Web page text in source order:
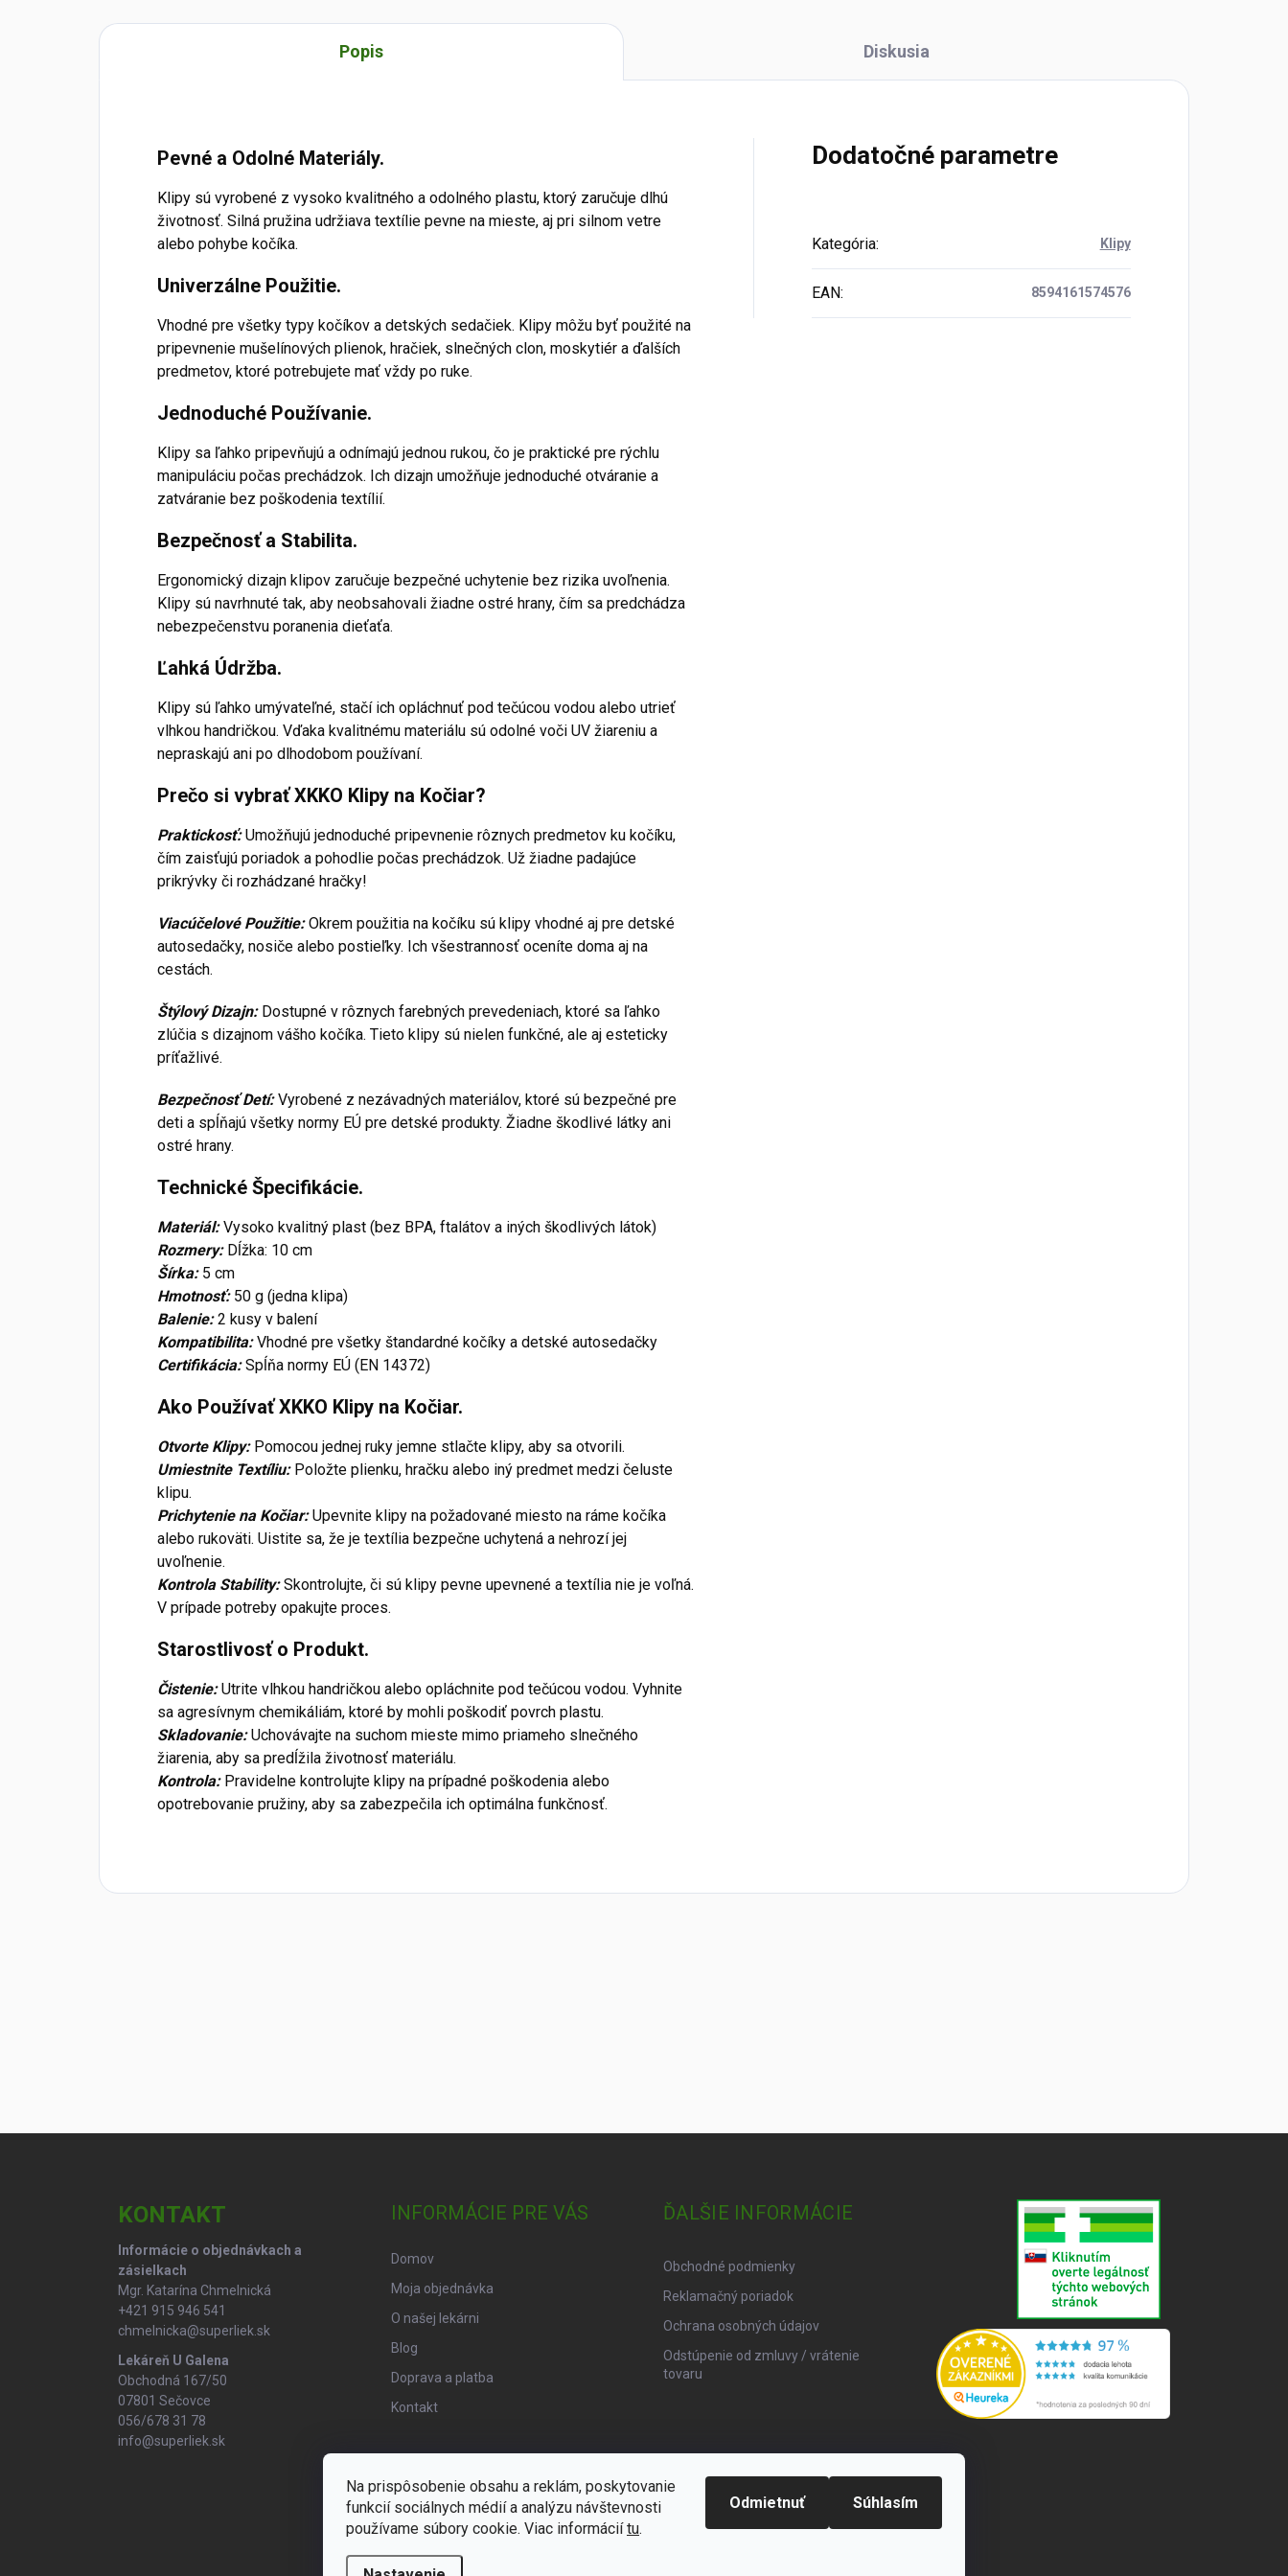
Na prispôsobenie obsahu a reklám, poskytovanie
funkcií sociálnych médií a analýzu návštevnosti
používame súbory cookie. Viac informáciítu.
Odmietnuť Súhlasím
Popis Diskusia
Pevné a Odolné Materiály.
Klipy sú vyrobené z vysoko kvalitného a odolného plastu, ktorý zaručuje dlhú
životnosť. Silná pružina udržiava textílie pevne na mieste, aj pri silnom vetre
alebo pohybe kočíka.
Univerzálne Použitie.
Vhodné pre všetky typy kočíkov a detských sedačiek. Klipy môžu byť použité na
pripevnenie mušelínových plienok, hračiek, slnečných clon, moskytiér a ďalších
predmetov, ktoré potrebujete mať vždy po ruke.
Jednoduché Používanie.
Klipy sa ľahko pripevňujú a odnímajú jednou rukou, čo je praktické pre rýchlu
manipuláciu počas prechádzok. Ich dizajn umožňuje jednoduché otváranie a
zatváranie bez poškodenia textílií.
Bezpečnosť a Stabilita.
Ergonomický dizajn klipov zaručuje bezpečné uchytenie bez rizika uvoľnenia.
Klipy sú navrhnuté tak, aby neobsahovali žiadne ostré hrany, čím sa predchádza
nebezpečenstvu poranenia dieťaťa.
Ľahká Údržba.
Klipy sú ľahko umývateľné, stačí ich opláchnuť pod tečúcou vodou alebo utrieť
vlhkou handričkou. Vďaka kvalitnému materiálu sú odolné voči UV žiareniu a
nepraskajú ani po dlhodobom používaní.
Prečo si vybrať XKKO Klipy na Kočiar?
Praktickosť:Umožňujú jednoduché pripevnenie rôznych predmetov ku kočíku,
čím zaisťujú poriadok a pohodlie počas prechádzok. Už žiadne padajúce
prikrývky či rozhádzané hračky!
Viacúčelové Použitie:Okrem použitia na kočíku sú klipy vhodné aj pre detské
autosedačky, nosiče alebo postieľky. Ich všestrannosť oceníte doma aj na
cestách.
Štýlový Dizajn: Dostupné v rôznych farebných prevedeniach, ktoré sa ľahko
zlúčia s dizajnom vášho kočíka. Tieto klipy sú nielen funkčné, ale aj esteticky
príťažlivé.
Bezpečnosť Detí:Vyrobené z nezávadných materiálov, ktoré sú bezpečné pre
deti a spĺňajú všetky normy EÚ pre detské produkty. Žiadne škodlivé látky ani
ostré hrany.
Technické Špecifikácie.
Materiál: Vysoko kvalitný plast (bez BPA, ftalátov a iných škodlivých látok)
Rozmery: Dĺžka: 10 cm
Šírka:5 cm
Hmotnosť:50 g (jedna klipa)
Balenie:2 kusy v balení
Kompatibilita:Vhodné pre všetky štandardné kočíky a detské autosedačky
Certifikácia:Spĺňa normy EÚ (EN 14372)
Ako Používať XKKO Klipy na Kočiar.
Otvorte Klipy:Pomocou jednej ruky jemne stlačte klipy, aby sa otvorili.
Umiestnite Textíliu: Položte plienku, hračku alebo iný predmet medzi čeluste
klipu.
Prichytenie na Kočiar: Upevnite klipy na požadované miesto na ráme kočíka
alebo rukoväti. Uistite sa, že je textília bezpečne uchytená a nehrozí jej
uvoľnenie.
Kontrola Stability: Skontrolujte, či sú klipy pevne upevnené a textília nie je voľná.
V prípade potreby opakujte proces.
Starostlivosť o Produkt.
Čistenie:Utrite vlhkou handričkou alebo opláchnite pod tečúcou vodou. Vyhnite
sa agresívnym chemikáliám, ktoré by mohli poškodiť povrch plastu.
Skladovanie:Uchovávajte na suchom mieste mimo priameho slnečného
žiarenia, aby sa predĺžila životnosť materiálu.
Kontrola:Pravidelne kontrolujte klipy na prípadné poškodenia alebo
opotrebovanie pružiny, aby sa zabezpečila ich optimálna funkčnosť.
Dodatočné parametre
Kategória: Klipy
EAN: 8594161574576
KONTAKT
Informácie o objednávkach a
zásielkach
Mgr. Katarína Chmelnická
+421 915 946 541
chmelnicka@superliek.sk
Lekáreň U Galena
Obchodná 167/50
07801 Sečovce
056/678 31 78
info@superliek.sk
INFORMÁCIE PRE VÁS
Domov
Moja objednávka
O našej lekárni
Blog
Doprava a platba
Kontakt
ĎALŠIE INFORMÁCIE
Obchodné podmienky
Reklamačný poriadok
Ochrana osobných údajov
Odstúpenie od zmluvy / vrátenie
tovaru